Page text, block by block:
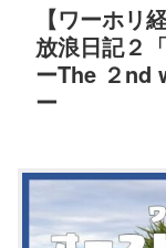
【ワーホリ
放浪日記２
ーThe ２nd
ー